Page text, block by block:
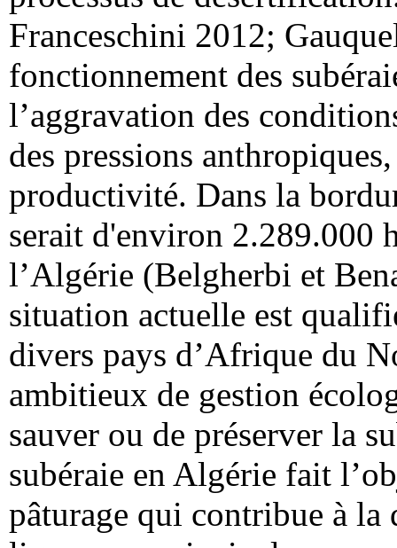
Franceschini 2012;
fonctionnement des
l’aggravation des
des pressions
productivité. Dans la
serait d'environ 2.289.000
l’Algérie (Belgherbi et
situation actuelle est
divers pays d’Afrique du
ambitieux de gestion
sauver ou de préserver la
subéraie en Algérie fait
pâturage qui contribue à la